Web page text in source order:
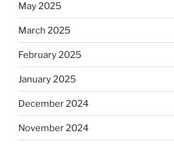
May 2025
March 2025
February 2025
January 2025
December 2024
November 2024